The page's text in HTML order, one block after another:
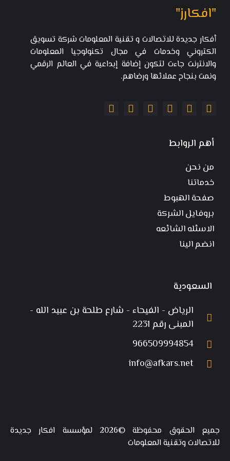
"افكارز"
أفكار جديدة للاتصالات و تقنية المعلومات شركة تسويق
الكتروني وخدمات في مجال تكنولوجيا المعلومات
والانترنت جاءت لتكون إضافة إبداعية في العالم الرقمي
ونمت بنجاح عملائها ورضاهم.
أهم الروابط
من نحن
خدماتنا
صفحة الهبوط
بروفايل الشركة
الاسئله الشائعه
انضم الينا
السعودية
الرياض - الفيحاء - شارع طلحة بن عبيد الله -
المبنى رقم 2231
966509994854
info@afkars.net
جميع الحقوق محفوظة ©2026 لمؤسسة افكار جديدة
للاتصالات وتقنية المعلومات